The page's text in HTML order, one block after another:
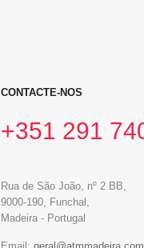
CONTACTE-NOS
+351 291
Rua de São João, nº 2 BB,
9000-190, Funchal,
Madeira - Portugal